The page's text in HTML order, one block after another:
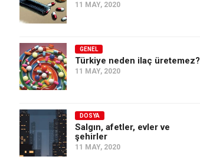
11 MAY, 2020
GENEL
Türkiye neden ilaç üretemez?
11 MAY, 2020
DOSYA
Salgın, afetler, evler ve
şehirler
11 MAY, 2020